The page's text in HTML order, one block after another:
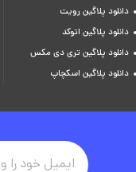
دانلود پلاگین رویت
دانلود پلاگین اتوکد
دانلود پلاگین تری دی مکس
دانلود پلاگین اسکچاپ